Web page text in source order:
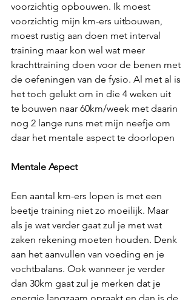
voorzichtig opbouwen. Ik moest
voorzichtig mijn km-ers uitbouwen,
moest rustig aan doen met interval
training maar kon wel wat meer
krachttraining doen voor de benen met
de oefeningen van de fysio. Al met al is
het toch gelukt om in die 4 weken uit
te bouwen naar 60km/week met daarin
nog 2 lange runs met mijn neefje om
daar het mentale aspect te doorlopen
Mentale Aspect
Een aantal km-ers lopen is met een
beetje training niet zo moeilijk. Maar
als je wat verder gaat zul je met wat
zaken rekening moeten houden. Denk
aan het aanvullen van voeding en je
vochtbalans. Ook wanneer je verder
dan 30km gaat zul je merken dat je